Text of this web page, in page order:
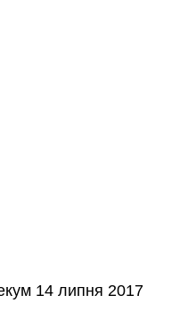
14 липня 2017